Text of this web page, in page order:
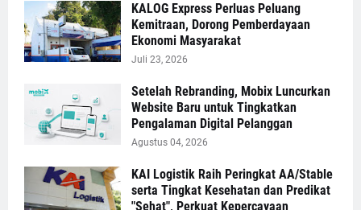
KALOG Express Perluas Peluang
Kemitraan, Dorong Pemberdayaan
Ekonomi Masyarakat
Juli 23, 2026
Setelah Rebranding, Mobix Luncurkan
Website Baru untuk Tingkatkan
Pengalaman Digital Pelanggan
Agustus 04, 2026
KAI Logistik Raih Peringkat AA/Stable
serta Tingkat Kesehatan dan Predikat
"Sehat", Perkuat Kepercayaan